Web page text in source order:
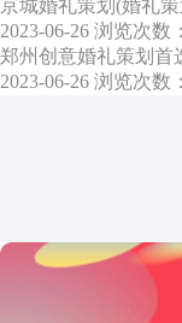
京城婚礼策划(婚礼
2023-06-26 浏览次数
郑州创意婚礼策划首
2023-06-26 浏览次数